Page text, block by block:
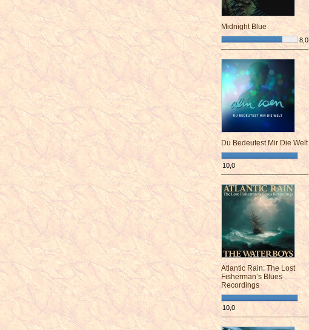
Midnight Blue
8,0
¯¯¯¯¯¯¯¯¯¯¯¯¯¯¯¯¯¯¯¯¯¯¯¯
Du Bedeutest Mir Die Welt
10,0
¯¯¯¯¯¯¯¯¯¯¯¯¯¯¯¯¯¯¯¯¯¯¯¯
Atlantic Rain: The Lost
Fisherman’s Blues
Recordings
10,0
¯¯¯¯¯¯¯¯¯¯¯¯¯¯¯¯¯¯¯¯¯¯¯¯